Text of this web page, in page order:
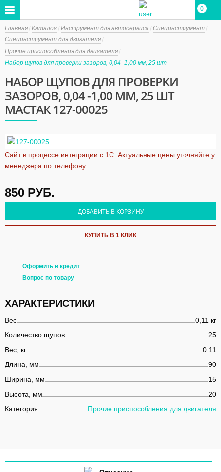
0
Главная Каталог Инструмент для автосервиса
Специнструмент
Специнструмент для двигателя
Прочие приспособления для двигателя
Набор щупов для проверки зазоров, 0,04 -1,00 мм, 25 шт
НАБОР ЩУПОВ ДЛЯ ПРОВЕРКИ
ЗАЗОРОВ, 0,04 -1,00 ММ, 25 ШТ
МАСТАК 127-00025
Сайт в процессе интеграции с 1С. Актуальные цены уточняйте у
менеджера по телефону.
850 РУБ.
ДОБАВИТЬ В КОРЗИНУ
КУПИТЬ В 1 КЛИК
Оформить в кредит
Вопрос по товару
ХАРАКТЕРИСТИКИ
Вес
0,11 кг
Количество щупов
25
Вес, кг
0.11
Длина, мм
90
Ширина, мм
15
Высота, мм
20
Категория
Прочие приспособления для двигателя